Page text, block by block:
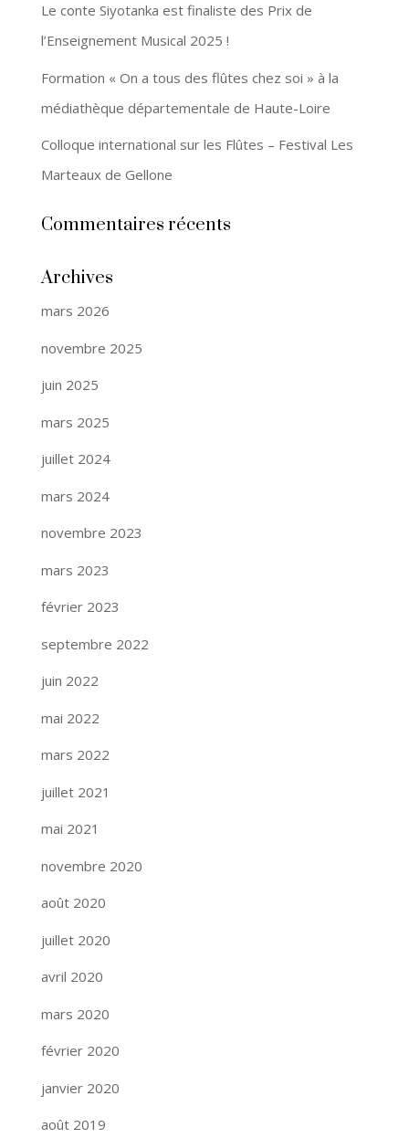
Le conte Siyotanka est finaliste des Prix de
l’Enseignement Musical 2025 !
Formation « On a tous des flûtes chez soi » à la
médiathèque départementale de Haute-Loire
Colloque international sur les Flûtes – Festival Les
Marteaux de Gellone
Commentaires récents
Archives
mars 2026
novembre 2025
juin 2025
mars 2025
juillet 2024
mars 2024
novembre 2023
mars 2023
février 2023
septembre 2022
juin 2022
mai 2022
mars 2022
juillet 2021
mai 2021
novembre 2020
août 2020
juillet 2020
avril 2020
mars 2020
février 2020
janvier 2020
août 2019